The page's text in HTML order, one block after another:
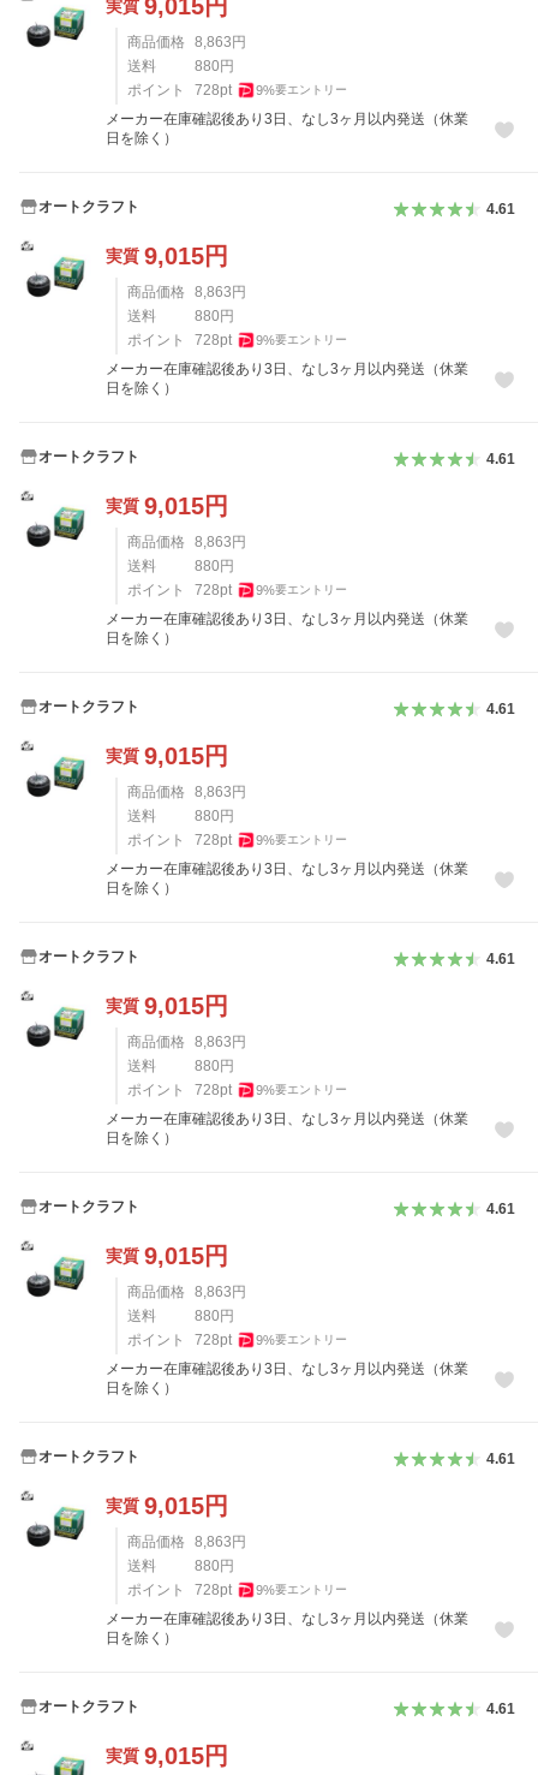
実質 9,015円
商品価格 8,863 円
送料
880 円
ポイント
728pt 9%要エントリー
メーカー在庫確認後あり3日、なし3ヶ月以内発送（休業
日を除く）
オートクラフト 4.61
実質 9,015円
商品価格 8,863 円
送料
880 円
ポイント
728pt 9%要エントリー
メーカー在庫確認後あり3日、なし3ヶ月以内発送（休業
日を除く）
オートクラフト 4.61
実質 9,015円
商品価格 8,863 円
送料
880 円
ポイント
728pt 9%要エントリー
メーカー在庫確認後あり3日、なし3ヶ月以内発送（休業
日を除く）
オートクラフト 4.61
実質 9,015円
商品価格 8,863 円
送料
880 円
ポイント
728pt 9%要エントリー
メーカー在庫確認後あり3日、なし3ヶ月以内発送（休業
日を除く）
オートクラフト 4.61
実質 9,015円
商品価格 8,863 円
送料
880 円
ポイント
728pt 9%要エントリー
メーカー在庫確認後あり3日、なし3ヶ月以内発送（休業
日を除く）
オートクラフト 4.61
実質 9,015円
商品価格 8,863 円
送料
880 円
ポイント
728pt 9%要エントリー
メーカー在庫確認後あり3日、なし3ヶ月以内発送（休業
日を除く）
オートクラフト 4.61
実質 9,015円
商品価格 8,863 円
送料
880 円
ポイント
728pt 9%要エントリー
メーカー在庫確認後あり3日、なし3ヶ月以内発送（休業
日を除く）
オートクラフト 4.61
実質 9,015円